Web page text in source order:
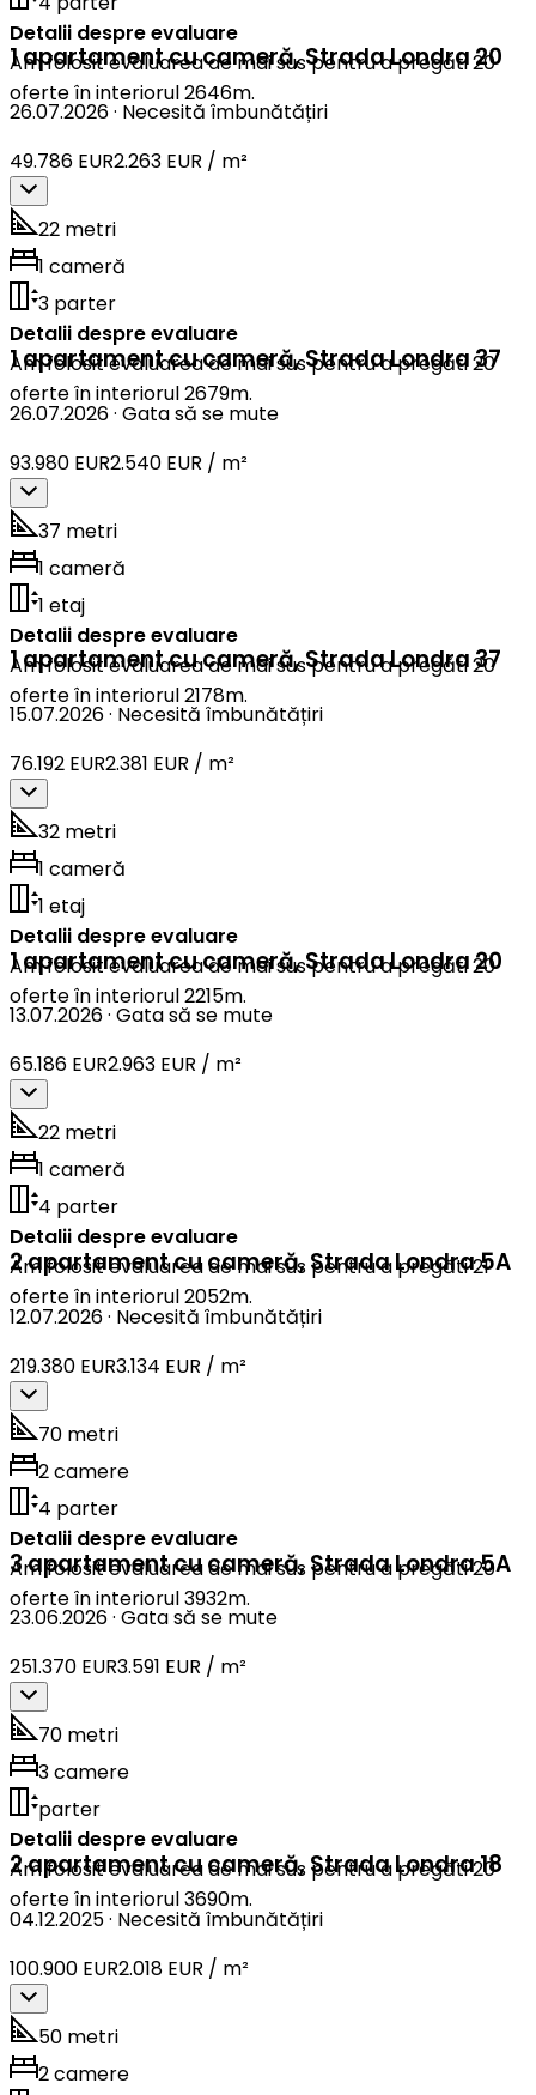
Detalii despre evaluare
Am folosit evaluarea de mai sus pentru a pregăti 20
oferte în interiorul 2646m.
1 apartament cu cameră,Strada Londra 20
26.07.2026· Necesită îmbunătățiri
49.786 EUR2.263 EUR / m²
22 metri
1 cameră
3 parter
Detalii despre evaluare
Am folosit evaluarea de mai sus pentru a pregăti 20
oferte în interiorul 2679m.
1 apartament cu cameră,Strada Londra 37
26.07.2026· Gata să se mute
93.980 EUR2.540 EUR / m²
37 metri
1 cameră
1 etaj
Detalii despre evaluare
Am folosit evaluarea de mai sus pentru a pregăti 20
oferte în interiorul 2178m.
1 apartament cu cameră,Strada Londra 37
15.07.2026· Necesită îmbunătățiri
76.192 EUR2.381 EUR / m²
32 metri
1 cameră
1 etaj
Detalii despre evaluare
Am folosit evaluarea de mai sus pentru a pregăti 20
oferte în interiorul 2215m.
1 apartament cu cameră,Strada Londra 20
13.07.2026· Gata să se mute
65.186 EUR2.963 EUR / m²
22 metri
1 cameră
4 parter
Detalii despre evaluare
Am folosit evaluarea de mai sus pentru a pregăti 21
oferte în interiorul 2052m.
2 apartament cu cameră,Strada Londra 5A
12.07.2026· Necesită îmbunătățiri
219.380 EUR3.134 EUR / m²
70 metri
2 camere
4 parter
Detalii despre evaluare
Am folosit evaluarea de mai sus pentru a pregăti 20
oferte în interiorul 3932m.
3 apartament cu cameră,Strada Londra 5A
23.06.2026· Gata să se mute
251.370 EUR3.591 EUR / m²
70 metri
3 camere
parter
Detalii despre evaluare
Am folosit evaluarea de mai sus pentru a pregăti 20
oferte în interiorul 3690m.
2 apartament cu cameră,Strada Londra 18
04.12.2025· Necesită îmbunătățiri
100.900 EUR2.018 EUR / m²
50 metri
2 camere